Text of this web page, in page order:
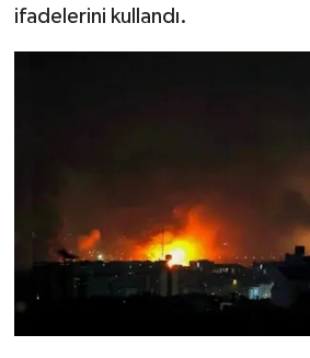
ifadelerini kullandı.